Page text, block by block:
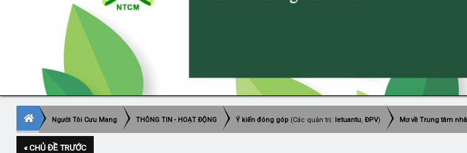
Người Tôi Cưu Mang THÔNG TIN - HOẠT ĐỘNG Ý kiến đóng góp (Các quản trị: letuantu,ĐPV) Mơ về Trung tâm
« CHỦ ĐỀ TRƯỚC